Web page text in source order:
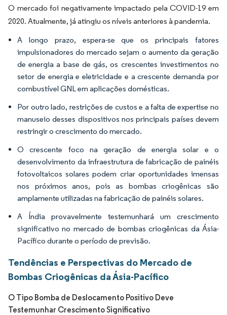
O mercado foi negativamente impactado pela COVID-19 em
2020. Atualmente, já atingiu os níveis anteriores à pandemia.
A longo prazo, espera-se que os principais fatores
impulsionadores do mercado sejam o aumento da geração
de energia a base de gás, os crescentes investimentos no
setor de energia e eletricidade e a crescente demanda por
combustível GNL em aplicações domésticas.
Por outro lado, restrições de custos e a falta de expertise no
manuseio desses dispositivos nos principais países devem
restringir o crescimento do mercado.
O crescente foco na geração de energia solar e o
desenvolvimento da infraestrutura de fabricação de painéis
fotovoltaicos solares podem criar oportunidades imensas
nos próximos anos, pois as bombas criogênicas são
amplamente utilizadas na fabricação de painéis solares.
A Índia provavelmente testemunhará um crescimento
significativo no mercado de bombas criogênicas da Ásia-
Pacífico durante o período de previsão.
Tendências e Perspectivas do Mercado de
Bombas Criogênicas da Ásia-Pacífico
O Tipo Bomba de Deslocamento Positivo Deve
Testemunhar Crescimento Significativo